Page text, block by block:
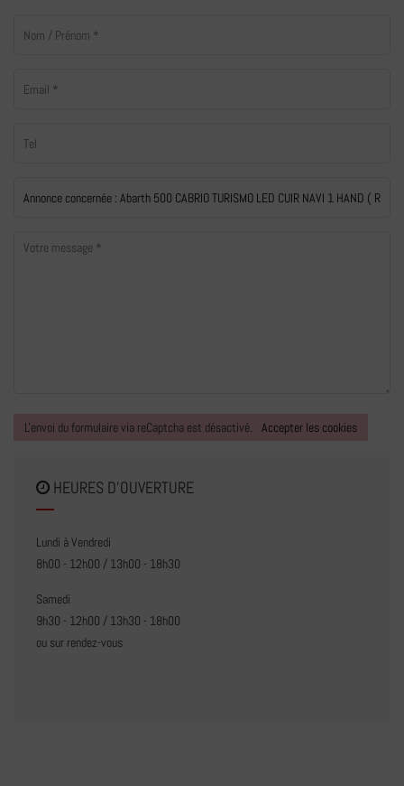
L'envoi du formulaire via reCaptcha est désactivé. Accepter les cookies
HEURES D'OUVERTURE
Lundi à Vendredi
8h00 - 12h00 / 13h00 - 18h30
Samedi
9h30 - 12h00 / 13h30 - 18h00
ou sur rendez-vous